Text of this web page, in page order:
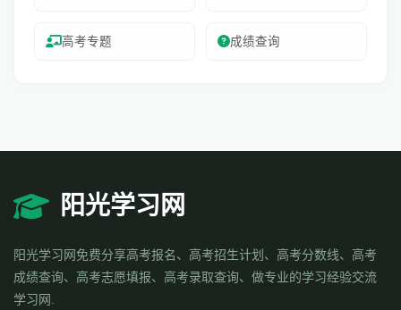
高考专题 成绩查询
阳光学习网
阳光学习网免费分享高考报名、高考招生计划、高考分数线、高考
成绩查询、高考志愿填报、高考录取查询、做专业的学习经验交流
学习网.